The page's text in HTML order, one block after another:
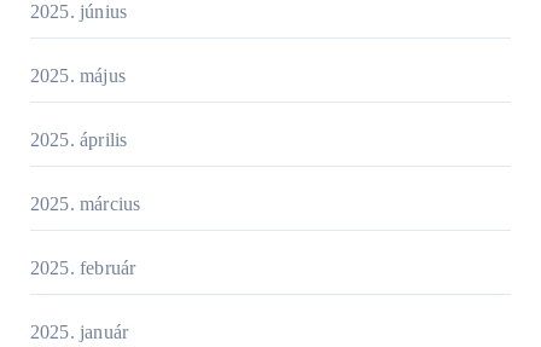
2025. június
2025. május
2025. április
2025. március
2025. február
2025. január